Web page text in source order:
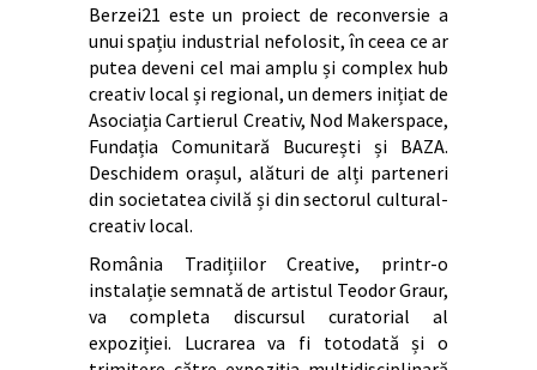
Berzei21 este un proiect de reconversie a
unui spațiu industrial nefolosit, în ceea ce ar
putea deveni cel mai amplu și complex hub
creativ local și regional, un demers inițiat de
Asociația Cartierul Creativ, Nod Makerspace,
Fundația Comunitară București și BAZA.
Deschidem orașul, alături de alți parteneri
din societatea civilă și din sectorul cultural-
creativ local.
România Tradițiilor Creative, printr-o
instalație semnată de artistul Teodor Graur,
va completa discursul curatorial al
expoziției. Lucrarea va fi totodată și o